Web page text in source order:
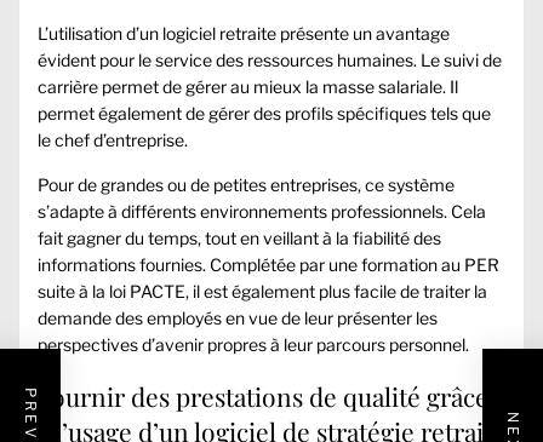
L’utilisation d’un logiciel retraite présente un avantage
évident pour le service des ressources humaines. Le suivi de
carrière permet de gérer au mieux la masse salariale. Il
permet également de gérer des profils spécifiques tels que
le chef d’entreprise.
Pour de grandes ou de petites entreprises, ce système
s’adapte à différents environnements professionnels. Cela
fait gagner du temps, tout en veillant à la fiabilité des
informations fournies. Complétée par une formation au PER
suite à la loi PACTE, il est également plus facile de traiter la
demande des employés en vue de leur présenter les
perspectives d’avenir propres à leur parcours personnel.
Fournir des prestations de qualité grâce
à l’usage d’un logiciel de stratégie retraite